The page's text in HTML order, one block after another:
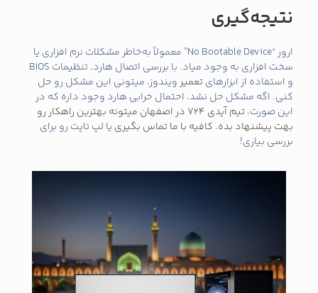
نتیجه‌گیری
ارور “No Bootable Device” معمولاً به‌خاطر مشکلات نرم‌ افزاری یا
سخت‌ افزاری به وجود میاد. با بررسی اتصال هارد، تنظیمات BIOS
و استفاده از ابزارهای تعمیر ویندوز، میتونی این مشکل رو حل
کنی. اگه مشکل حل نشد، احتمال خرابی هارد وجود داره که در
این صورت،
تیم آیدی 724 در اصفهان میتونه بهترین راهکار رو
بهت پیشنهاد بده. کافیه با ما تماس بگیری یا لپ‌ تاپت رو برای
بررسی بیاری!